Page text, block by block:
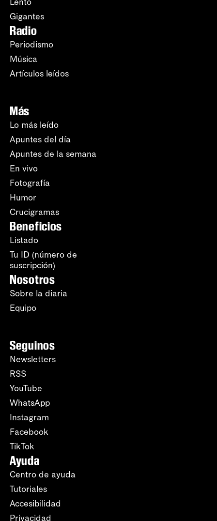
Gigantes
Radio
Periodismo
Música
Artículos leídos
Más
Lo más leído
Apuntes del día
Apuntes de la semana
En vivo
Fotografía
Humor
Crucigramas
Beneficios
Listado
Tu ID (número de
suscripción)
Nosotros
Sobre la diaria
Equipo
Seguinos
Newsletters
RSS
YouTube
WhatsApp
Instagram
Facebook
TikTok
Ayuda
Centro de ayuda
Tutoriales
Accesibilidad
Privacidad